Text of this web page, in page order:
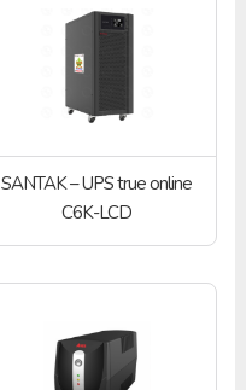
SANTAK – UPS true online
C6K-LCD